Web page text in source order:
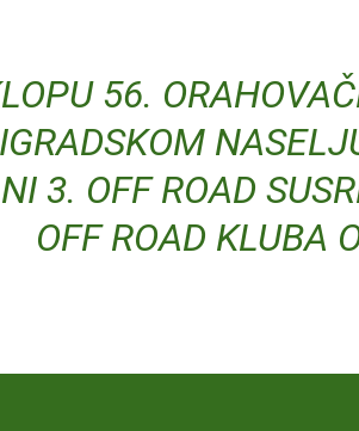
56.
3. OFF ROAD
OFF ROAD KLUBA